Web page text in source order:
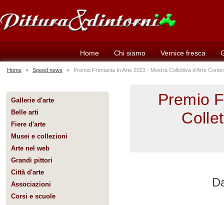
Home Chi siamo Vernice fresca
Home » Speed news » Premio Frentania In Arte 2023 - Mostra Collettiva d'Arte
Gallerie d'arte
Belle arti
Fiere d'arte
Musei e collezioni
Arte nel web
Grandi pittori
Città d'arte
Associazioni
Corsi e scuole
Premio